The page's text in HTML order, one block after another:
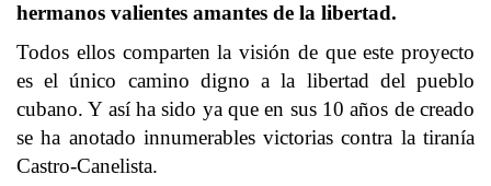
hermanos valientes amantes de la libertad.
Todos ellos comparten la visión de que este proyecto
es el único camino digno a la libertad del pueblo
cubano. Y así ha sido ya que en sus 10 años de creado
se ha anotado innumerables victorias contra la tiranía
Castro-Canelista.